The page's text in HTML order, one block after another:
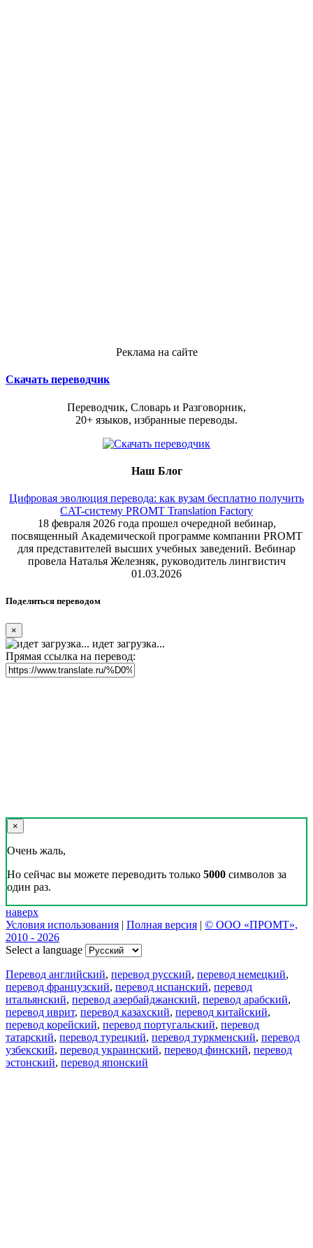
Реклама на сайте
Скачать переводчик
Переводчик, Словарь и Разговорник,
20+ языков, избранные переводы.
Наш Блог
Цифровая эволюция перевода: как вузам бесплатно получить
CAT-систему PROMT Translation Factory
18 февраля 2026 года прошел очередной вебинар,
посвященный Академической программе компании PROMT
для представителей высших учебных заведений. Вебинар
провела Наталья Железняк, руководитель лингвистич
01.03.2026
Поделиться переводом
×
идет загрузка...
Прямая ссылка на перевод:
×
Очень жаль,
Но сейчас вы можете переводить только 5000 символов за
один раз.
наверх
Условия использования | Полная версия | © ООО «ПРОМТ»,
2010 - 2026
Select a language
Перевод английский, перевод русский, перевод немецкий,
перевод французский, перевод испанский, перевод
итальянский, перевод азербайджанский, перевод арабский,
перевод иврит, перевод казахский, перевод китайский,
перевод корейский, перевод португальский, перевод
татарский, перевод турецкий, перевод туркменский, перевод
узбекский, перевод украинский, перевод финский, перевод
эстонский, перевод японский